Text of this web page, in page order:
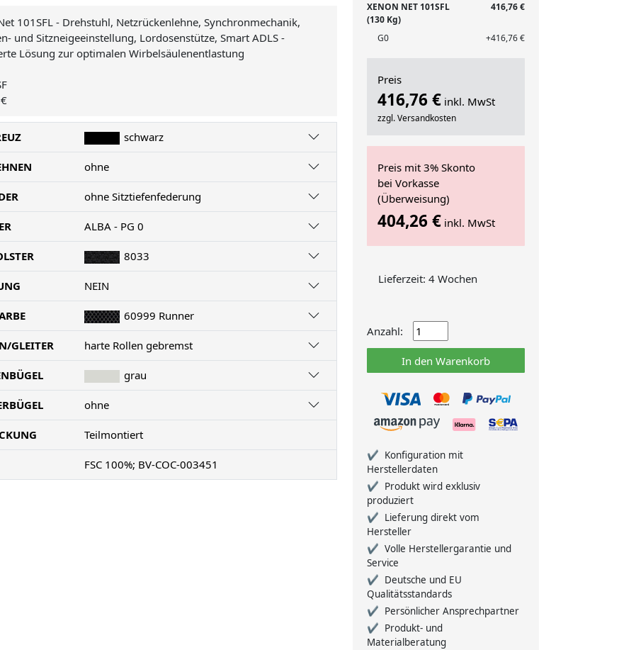
101SFL - Drehstuhl, Netzrückenlehne, Synchronmechanik,
und Sitzneigeeinstellung, Lordosenstütze, Smart ADLS -
Lösung zur optimalen Wirbelsäulenentlastung
schwarz
ohne
ohne Sitztiefenfederung
ALBA - PG 0
8033
NEIN
60999 Runner
GLEITER harte Rollen gebremst
grau
ohne
Teilmontiert
FSC 100%; BV-COC-003451
XENON NET 101SFL
(130 Kg)
416,76 €
G0 +416,76 €
Preis
416,76 € inkl. MwSt
zzgl. Versandkosten
Preis mit 3% Skonto
bei Vorkasse
(Überweisung)
404,26 € inkl. MwSt
Lieferzeit: 4 Wochen
Anzahl:
In den Warenkorb
Konfiguration mit
Herstellerdaten
Produkt wird exklusiv
produziert
Lieferung direkt vom
Hersteller
Volle Herstellergarantie und
Service
Deutsche und EU
Qualitätsstandards
Persönlicher Ansprechpartner
Produkt- und
Materialberatung